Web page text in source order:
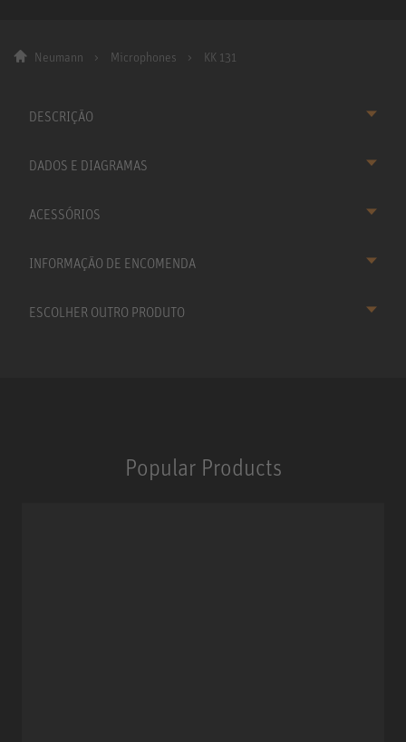
Neumann Microphones KK 131
DESCRIÇÃO
DADOS E DIAGRAMAS
ACESSÓRIOS
INFORMAÇÃO DE ENCOMENDA
ESCOLHER OUTRO PRODUTO
Popular Products